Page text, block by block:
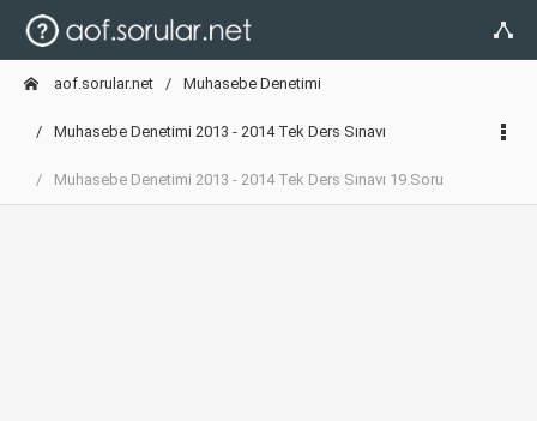
aof.sorular.net Muhasebe Denetimi
Muhasebe Denetimi 2013 - 2014 Tek Ders Sınavı
Muhasebe Denetimi 2013 - 2014 Tek Ders Sınavı 19.Soru